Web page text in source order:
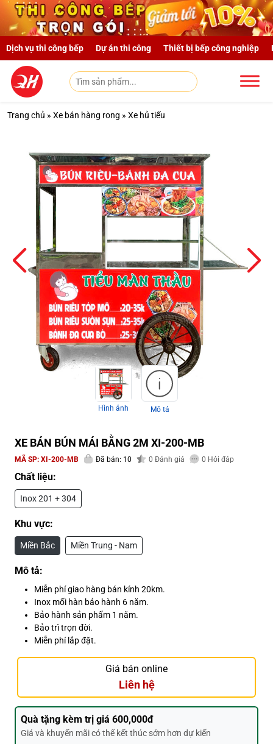
Skip to main content
Dịch vụ thi công bếp Dự án thi công Thiết bị bếp công nghiệp
Trang chủ » Xe bán hàng rong » Xe hủ tiếu
Hình ảnh Mô tả
XE BÁN BÚN MÁI BẰNG 2M XI-200-MB
MÃ SP: XI-200-MB Đã bán: 10 0 Đánh giá 0 Hỏi đáp
Chất liệu:
Inox 201 + 304
Khu vực:
Miền Bắc Miền Trung - Nam
Mô tả:
Miễn phí giao hàng bán kính 20km.
Inox mối hàn bảo hành 6 năm.
Bảo hành sản phẩm 1 năm.
Bảo trì trọn đời.
Miễn phí lắp đặt.
Giá bán online
Liên hệ
Quà tặng kèm trị giá 600,000đ
Giá và khuyến mãi có thể kết thúc sớm hơn dự kiến